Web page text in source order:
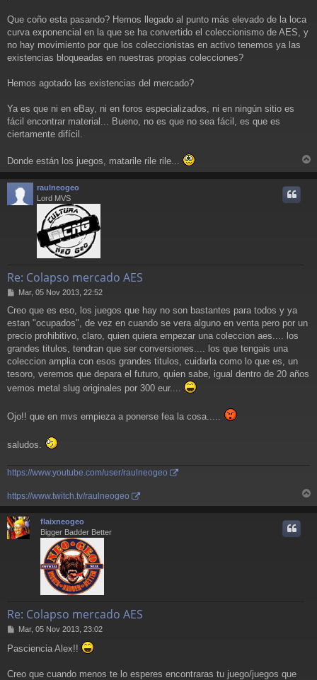
Que coño esta pasando? Hemos llegado al punto más elevado de la loca
curva exponencial en la que se ha convertido el coleccionismo de AES, y
no hay movimiento por que los coleccionistas en activo tenemos ya las
existencias bloqueadas en nuestras propias colecciones?
Hemos agotado las existencias del mercado?
Ya es que ni en eBay, ni en foros especializados, ni en ningún sitio es
fácil encontrar material... Bueno, no es que no sea fácil, es que es
ciertamente difícil.
Donde están los juegos, matarile rile rile...
r
raulneogeo
Lord MVS
Re: Colapso mercado AES
M
n
s
a
Mar, 05 Nov 2013, 22:52
Creo que es eso, los juegos que hay no son bastantes para todos y ya
estan "ocupados", de vez en cuando se vera alguno en venta pero por un
precio prohibitivo, claro, quien quiera empezar una coleccion aes.... los
grandes titulos, tendran que ser conversiones.... los que tengais una
coleccion amplia con esos grandes titulos, cuidarla como lo que es, un
tesoro, veremos que depara el futuro, quien sabe, igual dentro de 20 años
vemos metal slug originales por 300 eur....
Ojo!! que en mvs empieza a ponerse fea la cosa.....
saludos.
https://www.youtube.com/user/raulneogeo
https://www.twitch.tv/raulneogeo
r
flaixneogeo
Bigger Badder Better
Re: Colapso mercado AES
M
n
a
Mar, 05 Nov 2013, 23:02
Pasciencia Alex!!
Creo que cuando menos te lo esperes encontraras tu juego/juegos que